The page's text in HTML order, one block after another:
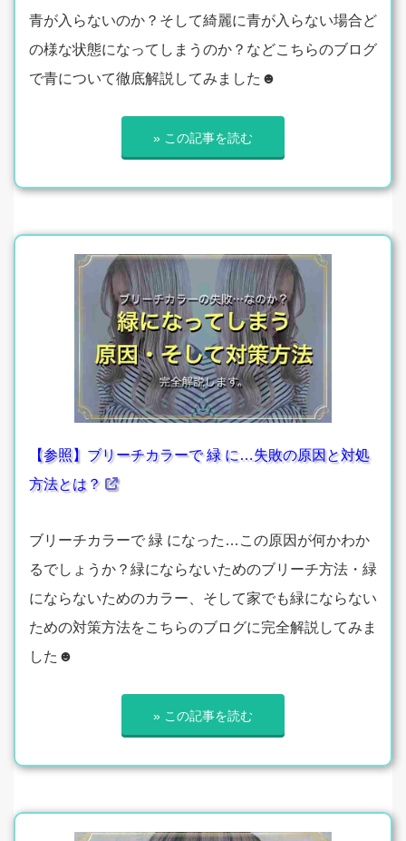
青が入らないのか？そして綺麗に青が入らない場合ど
の様な状態になってしまうのか？などこちらのブログ
で青について徹底解説してみました☻
» この記事を読む
【参照】ブリーチカラーで 緑 に…失敗の原因と対処
方法とは？
ブリーチカラーで 緑 になった…この原因が何かわか
るでしょうか？緑にならないためのブリーチ方法・緑
にならないためのカラー、そして家でも緑にならない
ための対策方法をこちらのブログに完全解説してみま
した☻
» この記事を読む